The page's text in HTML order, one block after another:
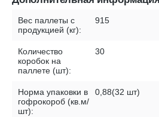
Вес паллеты с
продукцией (кг):
915
Количество
коробок на
паллете (шт):
30
Норма упаковки в
гофрокороб (кв.м/
шт):
0,88(32 шт)